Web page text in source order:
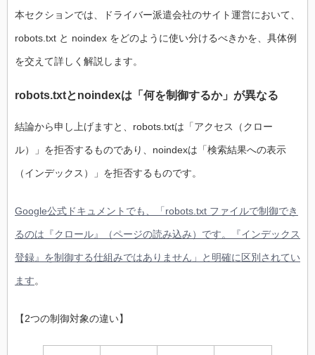
本セクションでは、ドライバー派遣会社のサイト運営において、
robots.txt と noindex をどのように使い分けるべきかを、具体例
を交えて詳しく解説します。
robots.txtとnoindexは「何を制御するか」が異なる
結論から申し上げますと、robots.txtは「アクセス（クロー
ル）」を拒否するものであり、noindexは「検索結果への表示
（インデックス）」を拒否するものです。
Google公式ドキュメントでも、「robots.txt ファイルで制御でき
るのは『クロール』（ページの読み込み）です。『インデックス
登録』を制御する仕組みではありません」と明確に区別されてい
ます。
【2つの制御対象の違い】